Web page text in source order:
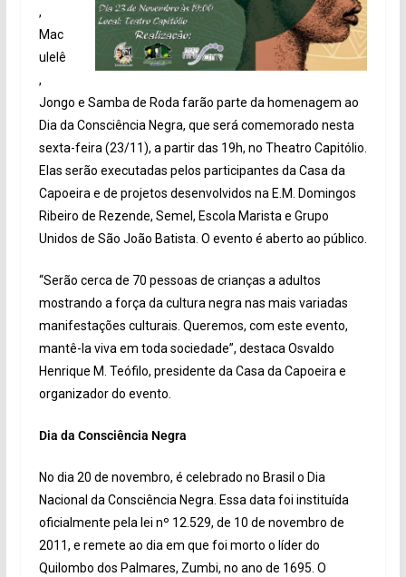
,
Mac
ulelê
,
Jongo e Samba de Roda farão parte da homenagem ao
Dia da Consciência Negra, que será comemorado nesta
sexta-feira (23/11), a partir das 19h, no Theatro Capitólio.
Elas serão executadas pelos participantes da Casa da
Capoeira e de projetos desenvolvidos na E.M. Domingos
Ribeiro de Rezende, Semel, Escola Marista e Grupo
Unidos de São João Batista. O evento é aberto ao público.
“Serão cerca de 70 pessoas de crianças a adultos
mostrando a força da cultura negra nas mais variadas
manifestações culturais. Queremos, com este evento,
mantê-la viva em toda sociedade”, destaca Osvaldo
Henrique M. Teófilo, presidente da Casa da Capoeira e
organizador do evento.
Dia da Consciência Negra
No dia 20 de novembro, é celebrado no Brasil o Dia
Nacional da Consciência Negra. Essa data foi instituída
oficialmente pela lei nº 12.529, de 10 de novembro de
2011, e remete ao dia em que foi morto o líder do
Quilombo dos Palmares, Zumbi, no ano de 1695. O